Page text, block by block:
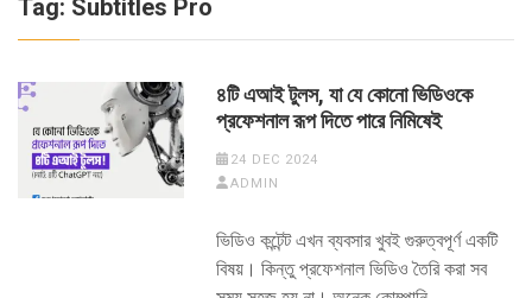
Tag: Subtitles Pro
৪টি এআই টুলস, যা যে কোনো ভিডিওকে
প্রফেশনাল রূপ দিতে পারে নিমিষেই
24 DEC 2024
ADMIN
ভিডিও কন্টেন্ট এখন ব্যবসার খুবই গুরুত্বপূর্ণ একটি
বিষয়। কিন্তু প্রফেশনাল ভিডিও তৈরি করা সব